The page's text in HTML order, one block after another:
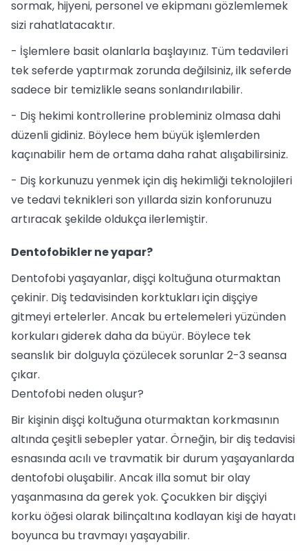
sormak, hijyeni, personel ve ekipmanı gözlemlemek
sizi rahatlatacaktır.
- İşlemlere basit olanlarla başlayınız. Tüm tedavileri
tek seferde yaptırmak zorunda değilsiniz, ilk seferde
sadece bir temizlikle seans sonlandırılabilir.
- Diş hekimi kontrollerine probleminiz olmasa dahi
düzenli gidiniz. Böylece hem büyük işlemlerden
kaçınabilir hem de ortama daha rahat alışabilirsiniz.
- Diş korkunuzu yenmek için diş hekimliği teknolojileri
ve tedavi teknikleri son yıllarda sizin konforunuzu
artıracak şekilde oldukça ilerlemiştir.
Dentofobikler ne yapar?
Dentofobi yaşayanlar, dişçi koltuğuna oturmaktan
çekinir. Diş tedavisinden korktukları için dişçiye
gitmeyi ertelerler. Ancak bu ertelemeleri yüzünden
korkuları giderek daha da büyür. Böylece tek
seanslık bir dolguyla çözülecek sorunlar 2-3 seansa
çıkar.
Dentofobi neden oluşur?
Bir kişinin dişçi koltuğuna oturmaktan korkmasının
altında çeşitli sebepler yatar. Örneğin, bir diş tedavisi
esnasında acılı ve travmatik bir durum yaşayanlarda
dentofobi oluşabilir. Ancak illa somut bir olay
yaşanmasına da gerek yok. Çocukken bir dişçiyi
korku öğesi olarak bilinçaltına kodlayan kişi de hayatı
boyunca bu travmayı yaşayabilir.